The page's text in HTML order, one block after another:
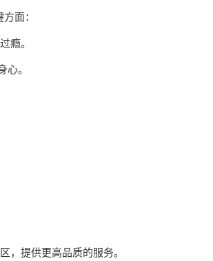
面：
瘾。
心。
，提供更高品质的服务。